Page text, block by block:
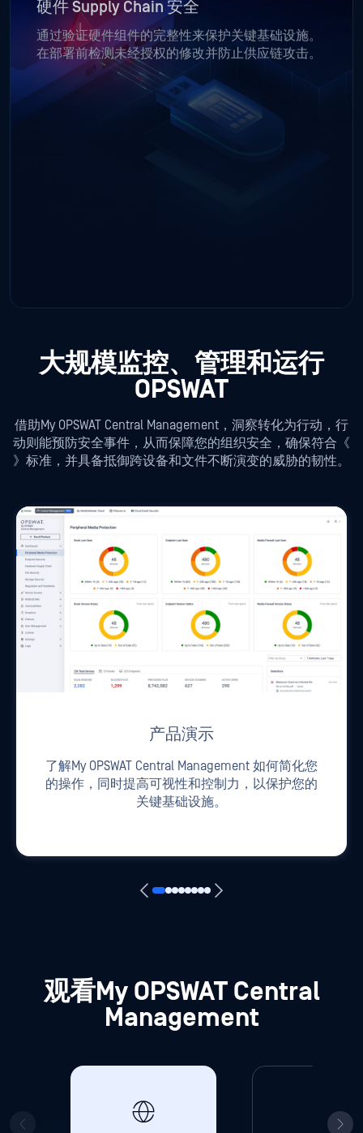
通过验证硬件组件的完整性来保护关键基础设施。
在部署前检测未经授权的修改并防止供应链攻击。
大规模监控、管理和运行
OPSWAT
借助My OPSWAT Central Management，洞察转化为行动，行
动则能预防安全事件，从而保障您的组织安全，确保符合《
》标准，并具备抵御跨设备和文件不断演变的威胁的韧性。
产品演示
了解My OPSWAT Central Management 如何简化您
的操作，同时提高可视性和控制力，以保护您的
关键基础设施。
观看My OPSWAT Central
Management